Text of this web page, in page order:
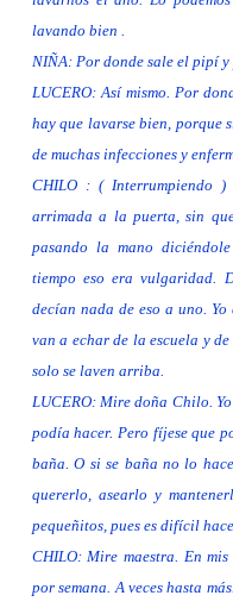
lavando bien .
NIÑA: Por donde sale el pipí
LUCERO: Así mismo. Por
hay que lavarse bien, porque
de muchas infecciones y
CHILO : ( Interrumpiendo )
arrimada a la puerta, sin
pasando la mano
tiempo eso era vulgaridad.
decían nada de eso a uno.
van a echar de la escuela y
solo se laven arriba.
LUCERO: Mire doña Chilo.
podía hacer. Pero fíjese que
baña. O si se baña no lo
quererlo, asearlo y
pequeñitos, pues es difícil
CHILO: Mire maestra. En
por semana. A veces hasta